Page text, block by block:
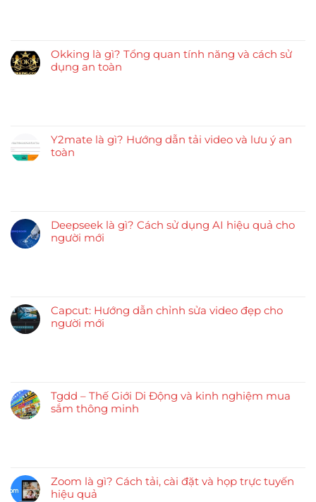
Okking là gì? Tổng quan tính năng và cách sử
dụng an toàn
Y2mate là gì? Hướng dẫn tải video và lưu ý an
toàn
Deepseek là gì? Cách sử dụng AI hiệu quả cho
người mới
Capcut: Hướng dẫn chỉnh sửa video đẹp cho
người mới
Tgdd – Thế Giới Di Động và kinh nghiệm mua
sắm thông minh
Zoom là gì? Cách tải, cài đặt và họp trực tuyến
hiệu quả